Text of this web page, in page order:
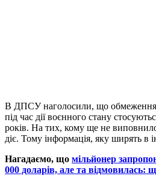
В ДПСУ наголосили, що обмеження
під час дії воєнного стану
років. На тих, кому ще не
діє. Тому інформація, яку ширять в
Нагадаємо, що мільйонер
000 доларів, але та відмовилась: